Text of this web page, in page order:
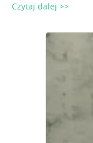
Czytaj dalej >>